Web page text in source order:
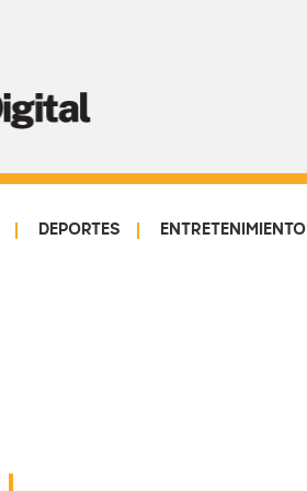
DEPORTES ENTRETENIMIENTO